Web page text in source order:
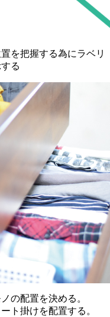
を把握する為にラベリ
る
の配置を決める。
ト掛けを配置する。